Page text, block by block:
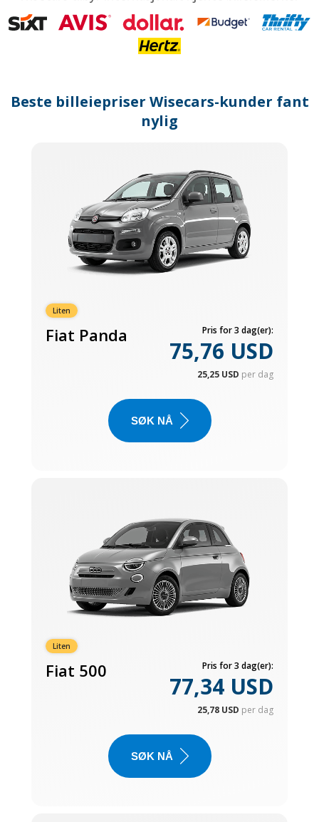
to
get
changing
Beste billeiepriser Wisecars-kunder fant
nylig
Liten
Fiat Panda Pris for 3 dag(er):
75,76 USD
25,25 USD per dag
SØK NÅ
Liten
Fiat 500 Pris for 3 dag(er):
77,34 USD
25,78 USD per dag
SØK NÅ